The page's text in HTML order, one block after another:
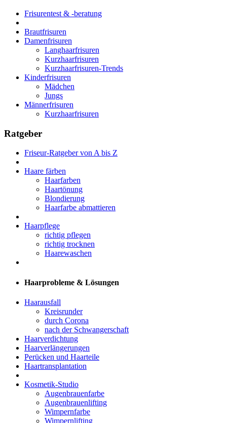
Frisurentest & -beratung
Brautfrisuren
Damenfrisuren
Langhaarfrisuren
Kurzhaarfrisuren
Kurzhaarfrisuren-Trends
Kinderfrisuren
Mädchen
Jungs
Männerfrisuren
Kurzhaarfrisuren
Ratgeber
Friseur-Ratgeber von A bis Z
Haare färben
Haarfarben
Haartönung
Blondierung
Haarfarbe abmattieren
Haarpflege
richtig pflegen
richtig trocknen
Haarewaschen
Haarprobleme & Lösungen
Haarausfall
Kreisrunder
durch Corona
nach der Schwangerschaft
Haarverdichtung
Haarverlängerungen
Perücken und Haarteile
Haartransplantation
Kosmetik-Studio
Augenbrauenfarbe
Augenbrauenlifting
Wimpernfarbe
Wimpernlifting